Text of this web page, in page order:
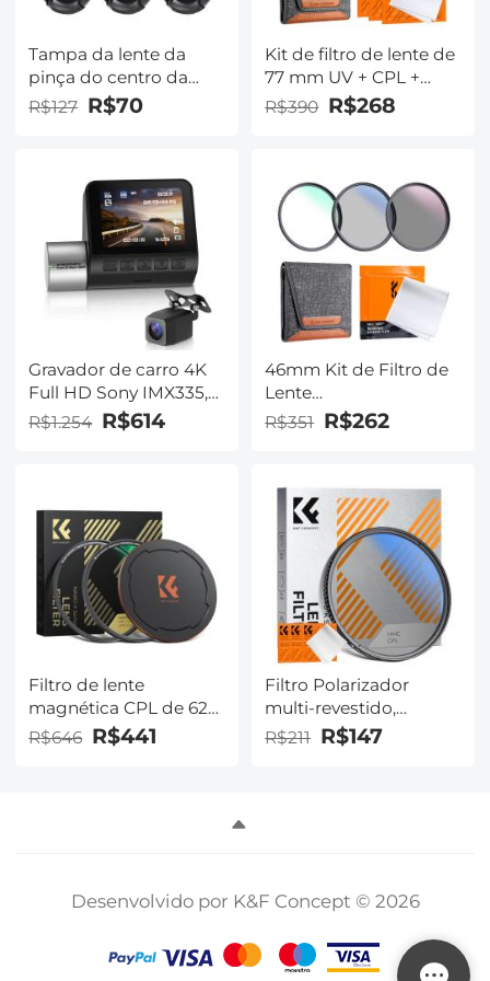
Leica
Tampa da lente da
pinça do centro da
câmera de 67 mm com
coleira da tampa da
microfibra * 3 + Corda
anti-perda * 3,
Compatível com
Canon Nikon Sony
Olympus Fujifilm
Pentax Panasonic
R$127 R$70
Kit de filtro de lente de
77 mm UV + CPL +
tampa de lente + 3
panos de limpeza,
ultravioleta com bolsa
de filtro de lente Nano-
Klear
R$390 R$268
Gravador de carro 4K
Full HD Sony IMX335,
Gravador de carro
inteligente WiFi GPS
FOV de 140°, Wide
Dynamic, Câmera
dupla compatível com
visão noturna
R$1.254 R$614
46mm Kit de Filtro de
Lente
MCUV+CPL+ND4 com
Pano de Limpeza de
Nano-Klear
R$351 R$262
Filtro de lente
magnética CPL de 62
mm, HD à prova
R$646 R$441
Filtro Polarizador
multi-revestido,
diâmetro 58mm Nano-
R$211 R$147
Desenvolvido por K&F Concept © 2026